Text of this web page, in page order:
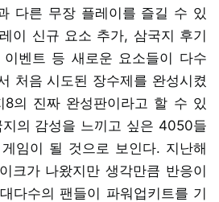
다른 무장 플레이를 즐길 수 있
이 신규 요소 추가, 삼국지 후기
벤트 등 새로운 요소들이 다수
처음 시도된 장수제를 완성시켰
8의 진짜 완성판이라고 할 수 있
의 감성을 느끼고 싶은 4050들
임이 될 것으로 보인다. 지난해
크가 나왔지만 생각만큼 반응이
다수의 팬들이 파워업키트를 기